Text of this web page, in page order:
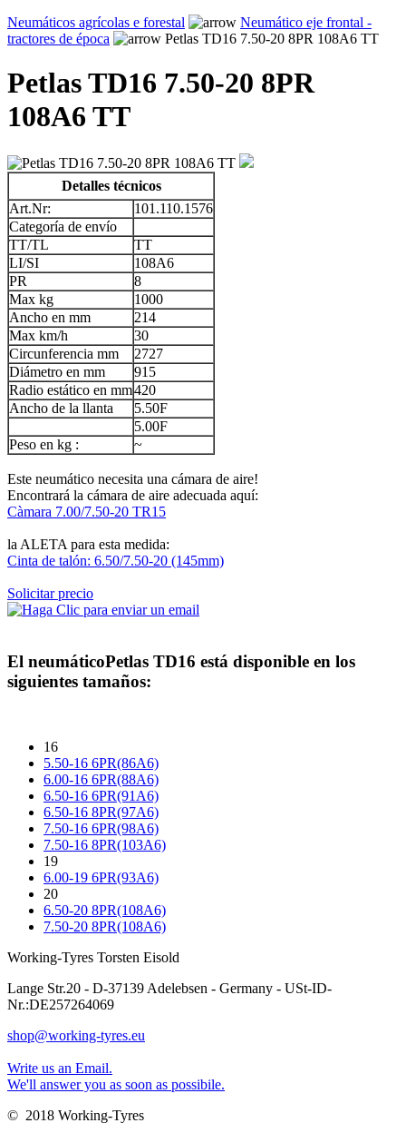
Neumáticos agrícolas e forestal
Neumático eje frontal -
tractores de época
Petlas TD16 7.50-20 8PR 108A6 TT
Petlas TD16 7.50-20 8PR
108A6 TT
Detalles técnicos
Art.Nr:
101.110.1576
Categoría de envío
TT/TL
TT
LI/SI
108A6
PR
8
Max kg
1000
Ancho en mm
214
Max km/h
30
Circunferencia mm
2727
Diámetro en mm
915
Radio estático en mm420
Ancho de la llanta
5.50F
5.00F
Peso en kg :
~
Este neumático necesita una cámara de aire!
Encontrará la cámara de aire adecuada aquí:
Càmara 7.00/7.50-20 TR15
la ALETA para esta medida:
Cinta de talón: 6.50/7.50-20 (145mm)
Solicitar precio
El neumáticoPetlas TD16 está disponible en los
siguientes tamaños:
16
5.50-16 6PR(86A6)
6.00-16 6PR(88A6)
6.50-16 6PR(91A6)
6.50-16 8PR(97A6)
7.50-16 6PR(98A6)
7.50-16 8PR(103A6)
19
6.00-19 6PR(93A6)
20
6.50-20 8PR(108A6)
7.50-20 8PR(108A6)
Working-Tyres Torsten Eisold
Lange Str.20 - D-37139 Adelebsen - Germany - USt-ID-
Nr.:DE257264069
shop@working-tyres.eu
Write us an Email.
We'll answer you as soon as possibile.
© 2018 Working-Tyres